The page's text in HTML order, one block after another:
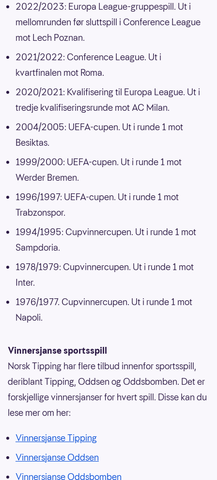
2022/2023: Europa League-gruppespill. Ut i
mellomrunden før sluttspill i Conference League
mot Lech Poznan.
2021/2022: Conference League. Ut i
kvartfinalen mot Roma.
2020/2021: Kvalifisering til Europa League. Ut i
tredje kvalifiseringsrunde mot AC Milan.
2004/2005: UEFA-cupen. Ut i runde 1 mot
Besiktas.
1999/2000: UEFA-cupen. Ut i runde 1 mot
Werder Bremen.
1996/1997: UEFA-cupen. Ut i runde 1 mot
Trabzonspor.
1994/1995: Cupvinnercupen. Ut i runde 1 mot
Sampdoria.
1978/1979: Cupvinnercupen. Ut i runde 1 mot
Inter.
1976/1977. Cupvinnercupen. Ut i runde 1 mot
Napoli.
Vinnersjanse sportsspill
Norsk Tipping har flere tilbud innenfor sportsspill,
deriblant Tipping, Oddsen og Oddsbomben. Det er
forskjellige vinnersjanser for hvert spill. Disse kan du
lese mer om her:
Vinnersjanse Tipping
Vinnersjanse Oddsen
Vinnersjanse Oddsbomben